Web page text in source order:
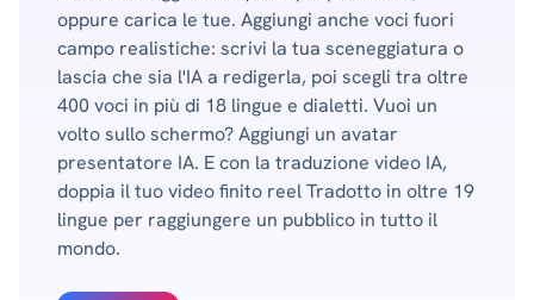
oppure carica le tue. Aggiungi anche voci fuori
campo realistiche: scrivi la tua sceneggiatura o
lascia che sia l'IA a redigerla, poi scegli tra oltre
400 voci in più di 18 lingue e dialetti. Vuoi un
volto sullo schermo? Aggiungi un avatar
presentatore IA. E con la traduzione video IA,
doppia il tuo video finito reel Tradotto in oltre 19
lingue per raggiungere un pubblico in tutto il
mondo.